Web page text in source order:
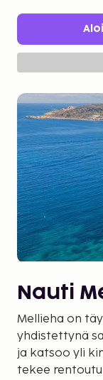
Nauti
Mellieha on
yhdistettynä
ja katsoo yli
tekee